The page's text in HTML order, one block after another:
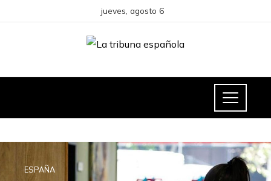
jueves, agosto 6
ESPAÑA